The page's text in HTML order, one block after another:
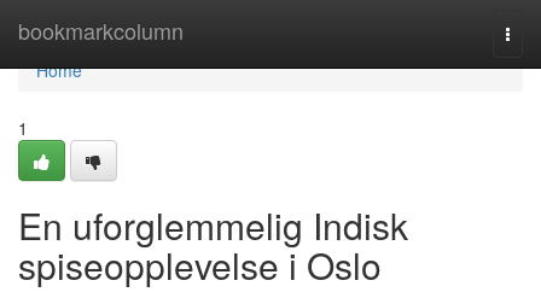
bookmarkcolumn
Home
Home
1
En uforglemmelig Indisk
spiseopplevelse i Oslo